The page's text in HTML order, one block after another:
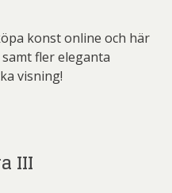
konst online och här
fler eleganta
visning!
III